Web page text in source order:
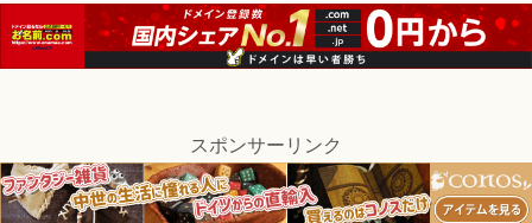
スポンサーリンク